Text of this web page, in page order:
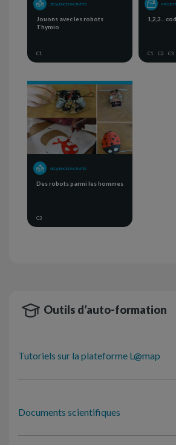
SÉQUENCE D'ACTIVITÉS
Jouons avec les robots
Thymio
C1
PROJET
1,2,3...
C1 C2 C3
SÉQUENCE D'ACTIVITÉS
Des robots parmi les hommes
C3
Outils d’auto-formation
Tutoriels sur la plateforme L@map
Documents scientifiques